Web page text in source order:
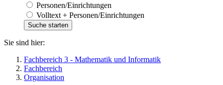
Personen/Einrichtungen
Volltext + Personen/Einrichtungen
Sie sind hier:
Fachbereich 3 - Mathematik und Informatik
Fachbereich
Organisation